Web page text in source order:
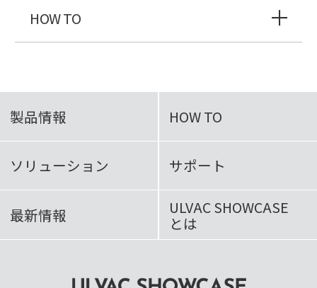
HOW TO
製品情報 HOW TO
ソリューション サポート
最新情報 ULVAC SHOWCASE
とは